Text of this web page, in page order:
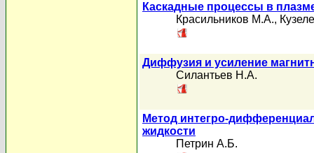
Каскадные процессы в
Красильников М.А.,
Диффузия и усиление
Силантьев Н.А.
Метод интегро-
жидкости
Петрин А.Б.